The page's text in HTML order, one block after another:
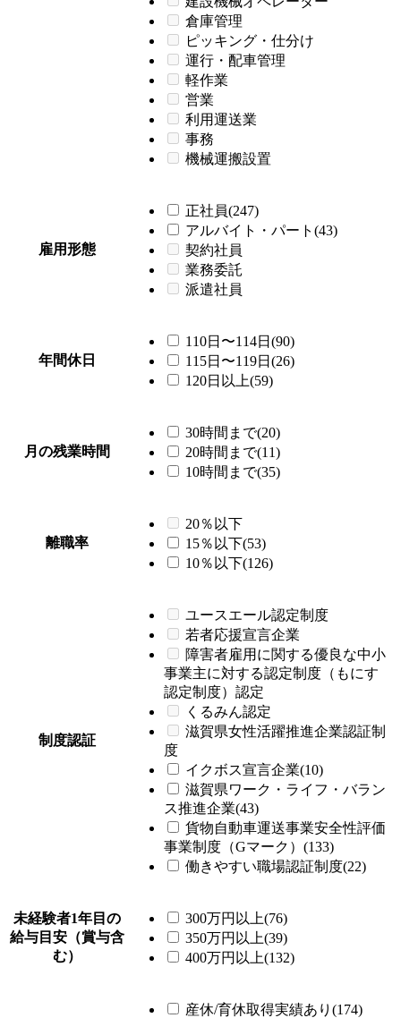
倉庫管理
ピッキング・仕分け
運行・配車管理
軽作業
営業
利用運送業
事務
機械運搬設置
雇用形態
正社員(247)
アルバイト・パート(43)
契約社員
業務委託
派遣社員
年間休日
110日〜114日(90)
115日〜119日(26)
120日以上(59)
月の残業時間
30時間まで(20)
20時間まで(11)
10時間まで(35)
離職率
20％以下
15％以下(53)
10％以下(126)
制度認証
ユースエール認定制度
若者応援宣言企業
障害者雇用に関する優良な中小
事業主に対する認定制度（もにす
認定制度）認定
くるみん認定
滋賀県女性活躍推進企業認証制
度
イクボス宣言企業(10)
滋賀県ワーク・ライフ・バラン
ス推進企業(43)
貨物自動車運送事業安全性評価
事業制度（Gマーク）(133)
働きやすい職場認証制度(22)
未経験者1年目の
給与目安（賞与含
む）
300万円以上(76)
350万円以上(39)
400万円以上(132)
産休/育休取得実績あり(174)